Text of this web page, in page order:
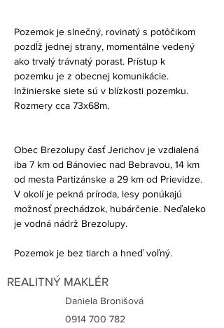
Pozemok je slnečný, rovinatý s potôčikom
pozdĺž jednej strany, momentálne vedený
ako trvalý trávnatý porast. Prístup k
pozemku je z obecnej komunikácie.
Inžinierske siete sú v blízkosti pozemku.
Rozmery cca 73x68m.
Obec Brezolupy časť Jerichov je vzdialená
iba 7 km od Bánoviec nad Bebravou, 14 km
od mesta Partizánske a 29 km od Prievidze.
V okolí je pekná príroda, lesy ponúkajú
možnosť prechádzok, hubárčenie. Neďaleko
je vodná nádrž Brezolupy.
Pozemok je bez tiarch a hneď voľný.
REALITNÝ MAKLÉR
Daniela Bronišová
0914 700 782